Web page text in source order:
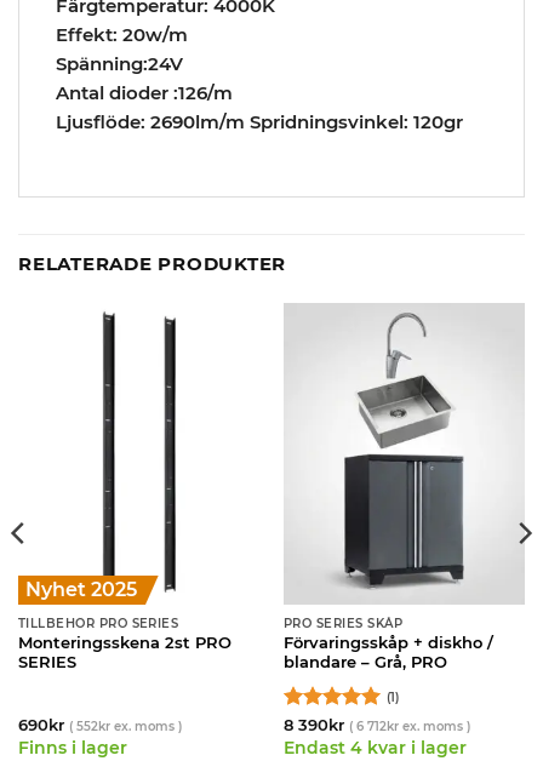
Färgtemperatur: 4000K
Effekt: 20w/m
Spänning:24V
Antal dioder :126/m
Ljusflöde: 2690lm/m Spridningsvinkel: 120gr
RELATERADE PRODUKTER
Nyhet 2025
TILLBEHÖR PRO SERIES
Monteringsskena 2st PRO
SERIES
690kr ( 552krex. moms )
Finns i lager
PRO SERIES SKÅP
Förvaringsskåp + diskho /
blandare – Grå, PRO
Betygsatt5
av 5
(1)
8 390kr ( 6 712krex. moms )
Endast 4 kvar i lager